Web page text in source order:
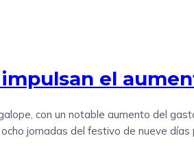
el
con un notable aumento del
jornadas del festivo de nueve